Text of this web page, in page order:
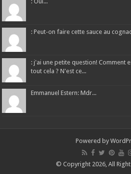
: Peut-on faire cette sauce au
: j'ai une petite question! Comment
tout cela ? N'est ce...
Emmanuel Estern: Mdr...
Powered by
© Copyright 2026, All